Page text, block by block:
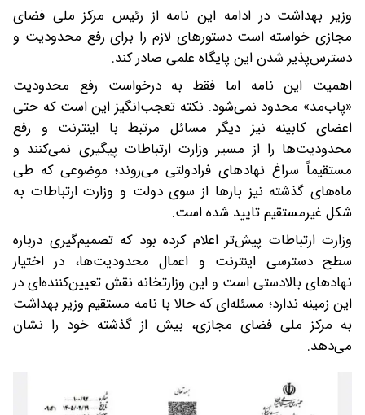
وزیر بهداشت در ادامه این نامه از رئیس مرکز ملی فضای
مجازی خواسته است دستورهای لازم را برای رفع محدودیت و
دسترس‌پذیر شدن این پایگاه علمی صادر کند.
اهمیت این نامه اما فقط به درخواست رفع محدودیت
«پاب‌مد» محدود نمی‌شود. نکته تعجب‌انگیز این است که حتی
اعضای کابینه نیز دیگر مسائل مرتبط با اینترنت و رفع
محدودیت‌ها را از مسیر وزارت ارتباطات پیگیری نمی‌کنند و
مستقیماً سراغ نهادهای فرادولتی می‌روند؛ موضوعی که طی
ماه‌های گذشته نیز بارها از سوی دولت و وزارت ارتباطات به
شکل غیرمستقیم تایید شده است.
وزارت ارتباطات پیش‌تر اعلام کرده بود که تصمیم‌گیری درباره
سطح دسترسی اینترنت و اعمال محدودیت‌ها، در اختیار
نهادهای بالادستی است و این وزارتخانه نقش تعیین‌کننده‌ای در
این زمینه ندارد؛ مسئله‌ای که حالا با نامه مستقیم وزیر بهداشت
به مرکز ملی فضای مجازی، بیش از گذشته خود را نشان
می‌دهد.